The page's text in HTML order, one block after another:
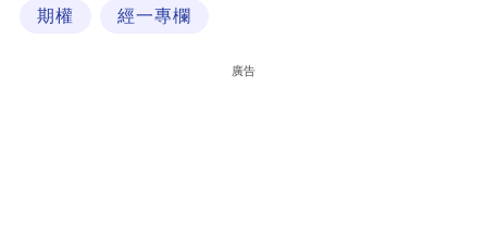
期權 經一專欄
廣告